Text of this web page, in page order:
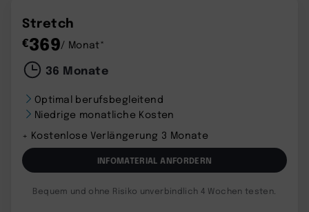
Stretch
€369/ Monat*
36 Monate
Optimal berufsbegleitend
Niedrige monatliche Kosten
+ Kostenlose Verlängerung 3 Monate
INFOMATERIAL ANFORDERN
Bequem und ohne Risiko unverbindlich 4 Wochen testen.